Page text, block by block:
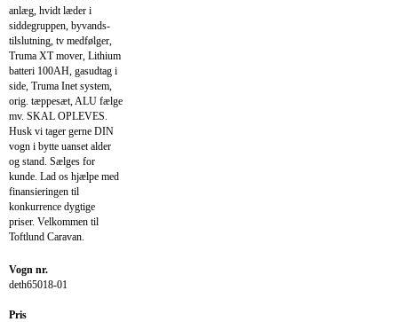
anlæg, hvidt læder i
siddegruppen, byvands-
tilslutning, tv medfølger,
Truma XT mover, Lithium
batteri 100AH, gasudtag i
side, Truma Inet system,
orig. tæppesæt, ALU fælge
mv. SKAL OPLEVES.
Husk vi tager gerne DIN
vogn i bytte uanset alder
og stand. Sælges for
kunde. Lad os hjælpe med
finansieringen til
konkurrence dygtige
priser. Velkommen til
Toftlund Caravan.
Vogn nr.
deth65018-01
Pris